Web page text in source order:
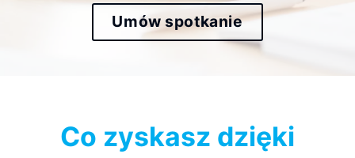
Umów spotkanie
Co zyskasz dzięki